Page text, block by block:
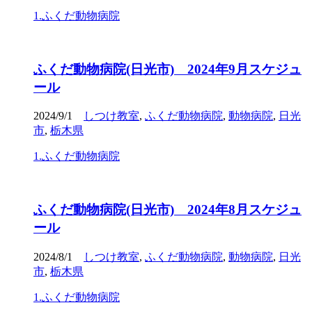
1.ふくだ動物病院
ふくだ動物病院(日光市) 2024年9月スケジュ
ール
2024/9/1 しつけ教室, ふくだ動物病院, 動物病院, 日光
市, 栃木県
1.ふくだ動物病院
ふくだ動物病院(日光市) 2024年8月スケジュ
ール
2024/8/1 しつけ教室, ふくだ動物病院, 動物病院, 日光
市, 栃木県
1.ふくだ動物病院